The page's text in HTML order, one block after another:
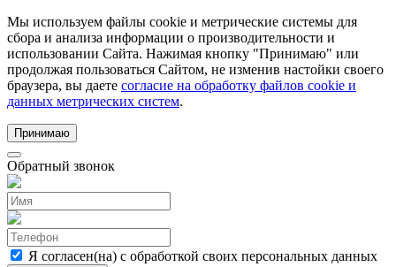
Мы используем файлы cookie и метрические системы для
сбора и анализа информации о производительности и
использовании Сайта. Нажимая кнопку "Принимаю" или
продолжая пользоваться Сайтом, не изменив настойки своего
браузера, вы даете согласие на обработку файлов cookie и
данных метрических систем.
Принимаю
Обратный звонок
Я согласен(на) с обработкой своих персональных данных